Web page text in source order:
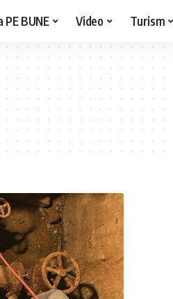
PE BUNE Video Turism